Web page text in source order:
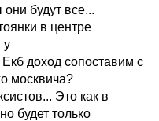
будут все...
в центре
у
Екб доход сопоставим с
москвича?
Это как в
будет только